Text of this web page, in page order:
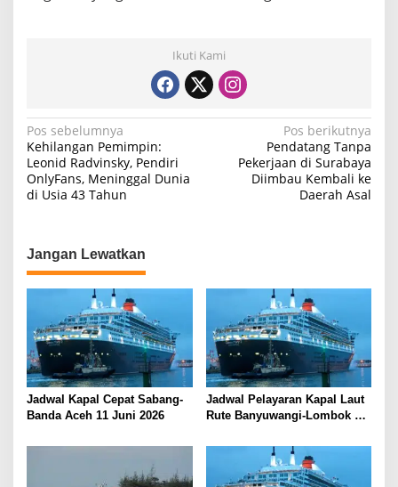
Ikuti Kami
N
a
v
a
s
p
o
s
Pos sebelumnya
Kehilangan Pemimpin:
Leonid Radvinsky, Pendiri
OnlyFans, Meninggal Dunia
di Usia 43 Tahun
Pos berikutnya
Pendatang Tanpa
Pekerjaan di Surabaya
Diimbau Kembali ke
Daerah Asal
Jangan Lewatkan
Jadwal Kapal Cepat Sabang-
Banda Aceh 11 Juni 2026
Jadwal Pelayaran Kapal Laut
Rute Banyuwangi-Lombok